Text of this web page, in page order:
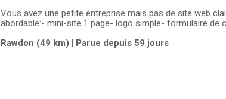
Vous avez une petite entreprise mais pas de site web
abordable:- mini-site 1 page- logo simple- formulaire
clientsPas besoin d'un gros projet
Rawdon (49 km) | Parue depuis 59 jours